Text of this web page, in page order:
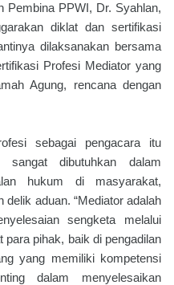
Pembina PPWI, Dr. Syahlan,
diklat dan sertifikasi
dilaksanakan bersama
Profesi Mediator yang
Agung, rencana dengan
sebagai pengacara itu
sangat dibutuhkan dalam
hukum di masyarakat,
aduan. “Mediator adalah
sengketa melalui
para pihak, baik di pengadilan
yang memiliki kompetensi
dalam menyelesaikan